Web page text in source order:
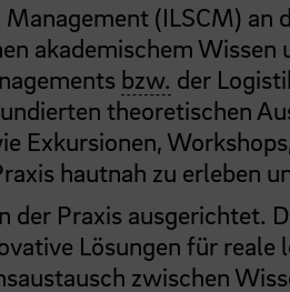
(ILSCM) an
akademischem Wissen
bzw. der
theoretischen
Exkursionen,
hautnah zu erleben
der Praxis ausgerichtet.
Lösungen für reale
zwischen